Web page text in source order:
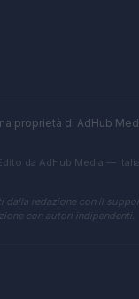
proprietà di AdHub
da AdHub Media — Italia
dalla redazione con il
con autori indipendenti.